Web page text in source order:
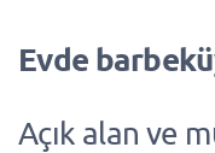
Evde
Açık alan ve